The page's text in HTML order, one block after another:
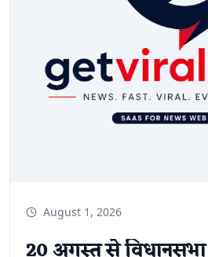
बनाने के उद्देश्य से प्रदान किया गया है।
August 1, 2026